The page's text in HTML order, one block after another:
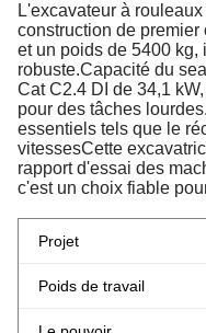
L'excavateur à
construction de premier
et un poids de 5400 kg,
robuste.Capacité du
Cat C2.4 DI de 34,1
pour des tâches
essentiels tels que le
vitessesCette
rapport d'essai des
c'est un choix fiable
Projet
Poids de travail